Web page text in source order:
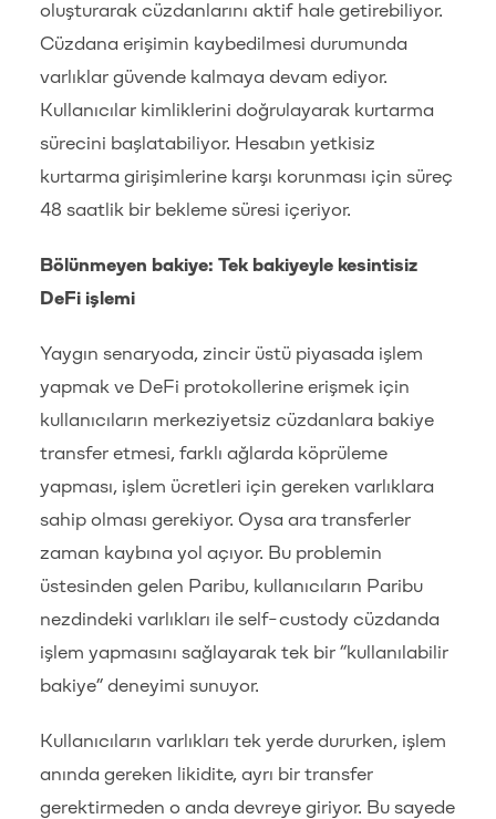
oluşturarak cüzdanlarını aktif hale getirebiliyor.
Cüzdana erişimin kaybedilmesi durumunda
varlıklar güvende kalmaya devam ediyor.
Kullanıcılar kimliklerini doğrulayarak kurtarma
sürecini başlatabiliyor. Hesabın yetkisiz
kurtarma girişimlerine karşı korunması için süreç
48 saatlik bir bekleme süresi içeriyor.
Bölünmeyen bakiye: Tek bakiyeyle kesintisiz
DeFi işlemi
Yaygın senaryoda, zincir üstü piyasada işlem
yapmak ve DeFi protokollerine erişmek için
kullanıcıların merkeziyetsiz cüzdanlara bakiye
transfer etmesi, farklı ağlarda köprüleme
yapması, işlem ücretleri için gereken varlıklara
sahip olması gerekiyor. Oysa ara transferler
zaman kaybına yol açıyor. Bu problemin
üstesinden gelen Paribu, kullanıcıların Paribu
nezdindeki varlıkları ile self-custody cüzdanda
işlem yapmasını sağlayarak tek bir “kullanılabilir
bakiye” deneyimi sunuyor.
Kullanıcıların varlıkları tek yerde dururken, işlem
anında gereken likidite, ayrı bir transfer
gerektirmeden o anda devreye giriyor. Bu sayede